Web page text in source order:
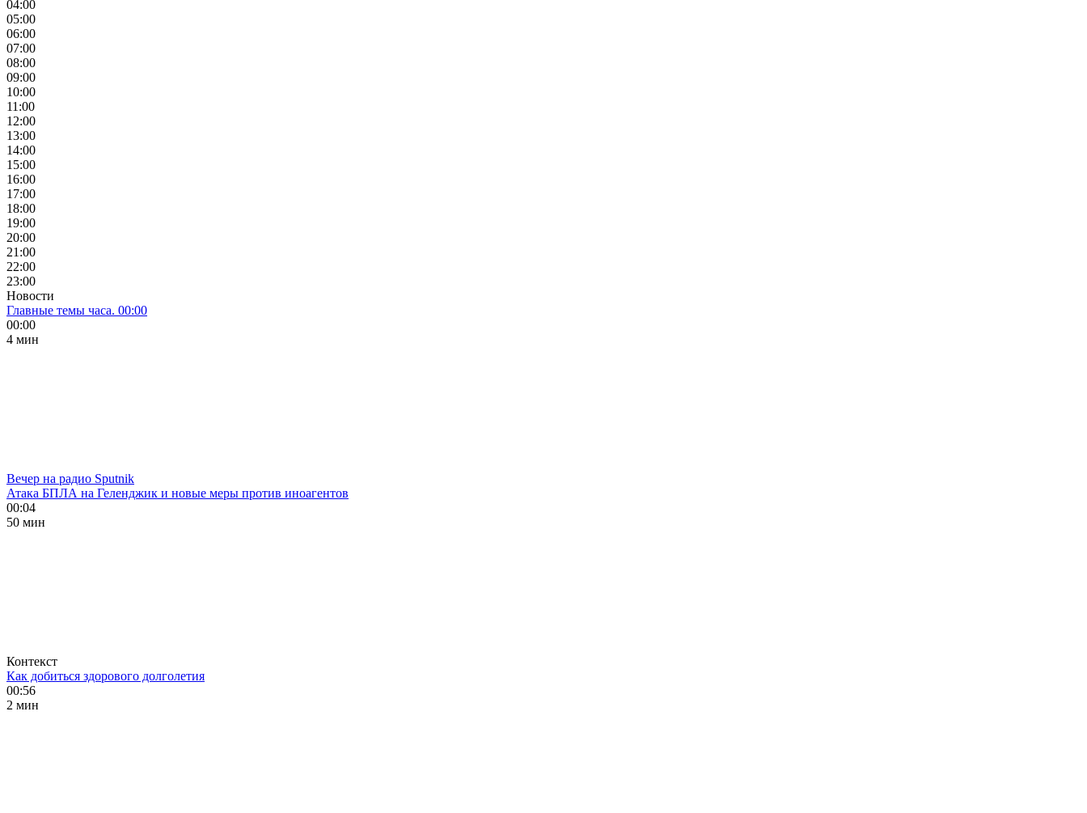
04:00
05:00
06:00
07:00
08:00
09:00
10:00
11:00
12:00
13:00
14:00
15:00
16:00
17:00
18:00
19:00
20:00
21:00
22:00
23:00
Новости
Главные темы часа. 00:00
00:00
4 мин
Вечер на радио Sputnik
Атака БПЛА на Геленджик и новые меры против иноагентов
00:04
50 мин
Контекст
Как добиться здорового долголетия
00:56
2 мин